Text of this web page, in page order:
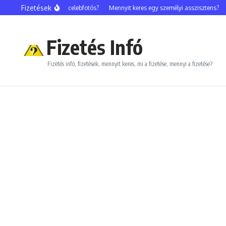
Ugrás a tartalomhoz
Fizetések
Mennyit keres egy celebfotós? Mennyit keres egy személyi asszisztens?
Fizetés Infó
Fizetés infó, fizetések, mennyit keres, mi a fizetése, mennyi a fizetése?